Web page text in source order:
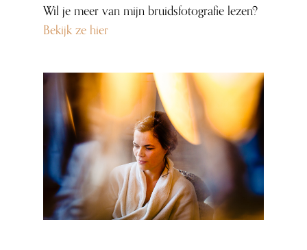
Wil je meer van mijn bruidsfotografie lezen?
Bekijk ze hier